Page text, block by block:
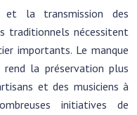
et la transmission des
traditionnels nécessitent
importants. Le manque
la préservation plus
et des musiciens à
initiatives de